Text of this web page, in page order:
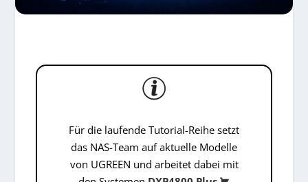
Für die laufende Tutorial-Reihe setzt
das NAS-Team auf aktuelle Modelle
von UGREEN und arbeitet dabei mit